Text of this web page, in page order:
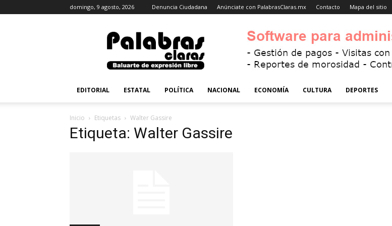
domingo, 9 agosto, 2026 Denuncia Ciudadana Anúnciate con PalabrasClaras.mx Contacto Mapa del sitio
PalabrasClaras.mx
EDITORIAL ESTATAL POLÍTICA NACIONAL ECONOMÍA CULTURA DEPORTES
Inicio Etiquetas Walter Gassire
Etiqueta: Walter Gassire